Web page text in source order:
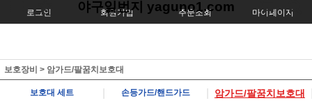
로그인 회원가입 주문조회 마이페이지
야구일번지 yaguno1.com
보호장비 > 암가드/팔꿈치보호대
보호대 세트 손등가드/핸드가드 암가드/팔꿈치보호대